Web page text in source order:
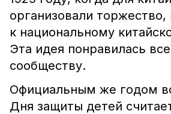
организовали
к национальному
Эта идея понравилась
сообществу.
Официальным же годом
Дня защиты детей